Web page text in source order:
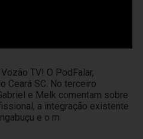
TV! O PodFalar,
Ceará SC. No terceiro
e Melk comentam sobre
a integração existente
e o m